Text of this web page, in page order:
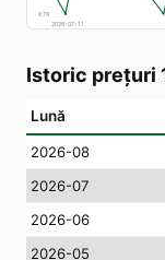
€78
2026-07-11
Istoric prețuri
Lună
2026-08
2026-07
2026-06
2026-05